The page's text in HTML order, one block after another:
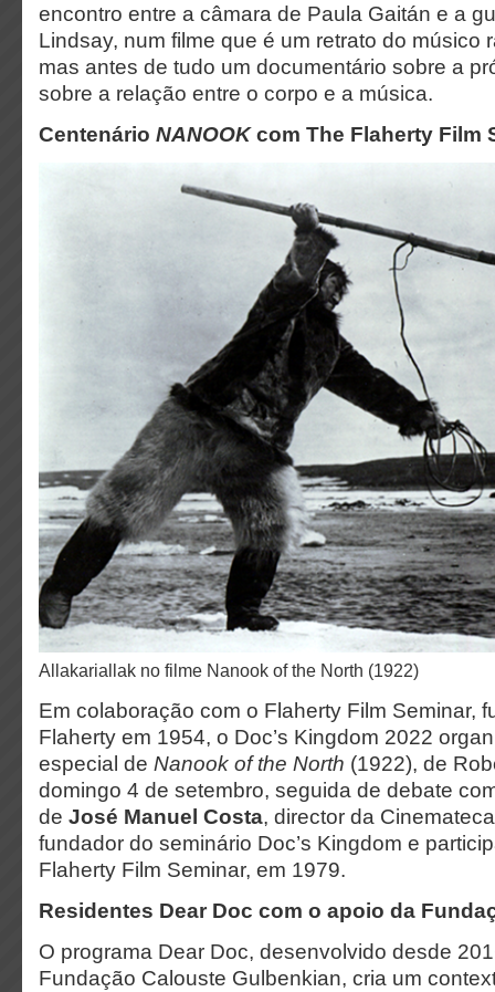
encontro entre a câmara de Paula Gaitán e a
Lindsay, num filme que é um retrato do músico
mas antes de tudo um documentário sobre a
sobre a relação entre o corpo e a música.
Centenário NANOOKcom The Flaherty Film
Allakariallak no filme Nanook of the North (1922)
Em colaboração com o Flaherty Film Seminar,
Flaherty em 1954, o Doc’s Kingdom 2022
especial de Nanook of the North (1922), de
domingo 4 de setembro, seguida de debate
de José Manuel Costa, director da
fundador do seminário Doc’s Kingdom e
Flaherty Film Seminar, em 1979.
Residentes Dear Doc com o apoio da
O programa Dear Doc, desenvolvido desde
Fundação Calouste Gulbenkian, cria um